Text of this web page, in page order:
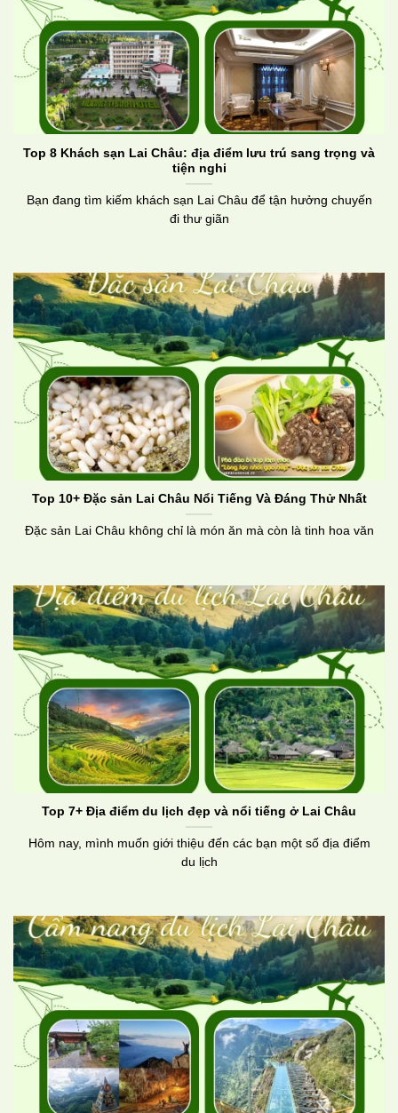
Top 8 Khách sạn Lai Châu: địa điểm lưu trú sang trọng và
tiện nghi
Bạn đang tìm kiếm khách sạn Lai Châu để tận hưởng chuyến
đi thư giãn
Top 10+ Đặc sản Lai Châu Nổi Tiếng Và Đáng Thử Nhất
Đặc sản Lai Châu không chỉ là món ăn mà còn là tinh hoa văn
Top 7+ Địa điểm du lịch đẹp và nổi tiếng ở Lai Châu
Hôm nay, mình muốn giới thiệu đến các bạn một số địa điểm
du lịch